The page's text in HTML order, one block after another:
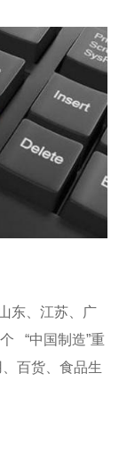
东、江苏、广
个 “中国制造”重
百货、食品生